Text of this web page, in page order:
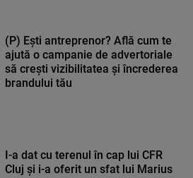
(P) Ești antreprenor? Află cum te
ajută o campanie de advertoriale
să crești vizibilitatea și încrederea
brandului tău
I-a dat cu terenul în cap lui CFR
Cluj și i-a oferit un sfat lui Marius